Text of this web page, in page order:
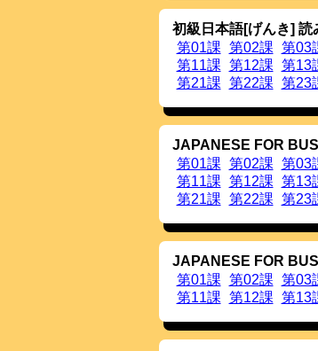
20130423
Twitterボタン
20130410
アクセス履歴
20130307
TOP画面に発
20130306
アクセス履歴
TOP画面に使
画面左側のメ
ご利用にあた
20130218
アクセス履歴
初級者モー
を一部修正
た。
20130112
Windowsで
した。まだ問
20130105
アクセス履歴
スト版，韻
す。どうぞご
20121205
アクセス履歴
韻律読み上げ
20121123
韻律読み上
して，（ア
初級日本語[げんき]
第01課 第02課 第03
第11課 第12課 第13
第21課 第22課 第23
JAPANESE FOR
第01課 第02課 第03
第11課 第12課 第13
第21課 第22課 第23
JAPANESE FOR
第01課 第02課 第03
第11課 第12課 第13